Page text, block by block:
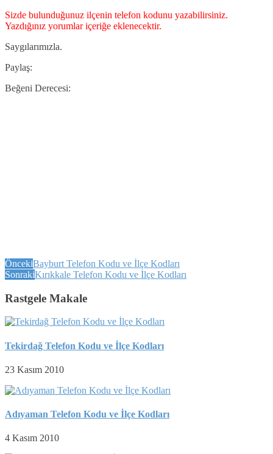
Sizde bulunduğunuz ilçenin telefon kodunu yazabilirsiniz.
Yazdığınız yorumlar içeriğe eklenecektir.
Saygılarımızla.
Paylaş:
Beğeni Derecesi:
ÖncekiBayburt Telefon Kodu ve İlçe Kodları
SonrakiKırıkkale Telefon Kodu ve İlçe Kodları
Rastgele Makale
Tekirdağ Telefon Kodu ve İlçe Kodları
23 Kasım 2010
Adıyaman Telefon Kodu ve İlçe Kodları
4 Kasım 2010